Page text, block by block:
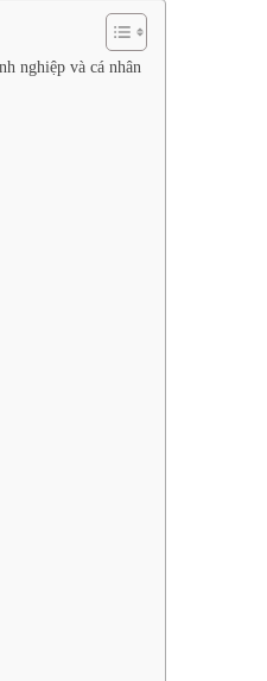
nghiệp và cá nhân